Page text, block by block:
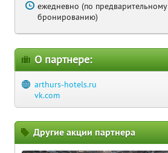
ежедневно (по предварительному
бронированию)
О партнере:
arthurs-hotels.ru
vk.com
Другие акции партнера